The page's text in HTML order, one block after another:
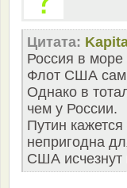
Цитата:
Россия в
Флот США
Однако в
чем у России.
Путин
непригодна
США исчезнут